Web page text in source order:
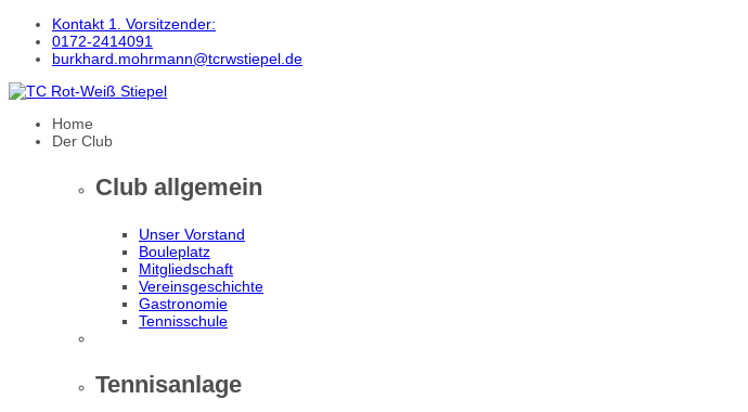
Kontakt 1. Vorsitzender:
0172-2414091
burkhard.mohrmann@tcrwstiepel.de
Home
Der Club
Club allgemein
Unser Vorstand
Bouleplatz
Mitgliedschaft
Vereinsgeschichte
Gastronomie
Tennisschule
Tennisanlage